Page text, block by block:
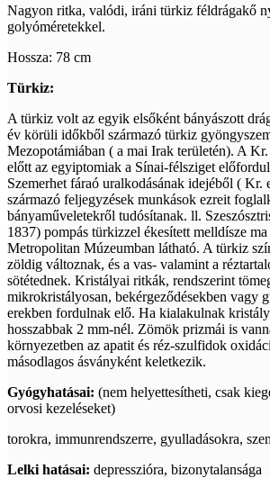
Nagyon ritka, valódi, iráni türkiz féldrágakő
golyóméretekkel.
Hossza: 78 cm
Türkiz:
A türkiz volt az egyik elsőként bányászott
év körüli időkből származó türkiz
Mezopotámiában ( a mai Irak területén). A
előtt az egyiptomiak a Sínai-félsziget
Szemerhet fáraó uralkodásának idejéből (
származó feljegyzések munkások ezreit
bányaműveletekről tudósítanak. ll.
1837) pompás türkizzel ékesített melldísze
Metropolitan Múzeumban látható. A türkiz
zöldig változnak, és a vas- valamint a
sötétednek. Kristályai ritkák, rendszerint
mikrokristályosan, bekérgeződésekben vagy
erekben fordulnak elő. Ha kialakulnak
hosszabbak 2 mm-nél. Zömök prizmái is
környezetben az apatit és réz-szulfidok
másodlagos ásványként keletkezik.
Gyógyhatásai: (nem helyettesítheti, csak
orvosi kezeléseket)
torokra, immunrendszerre, gyulladásokra,
Lelki hatásai: depresszióra, bizonytalansága